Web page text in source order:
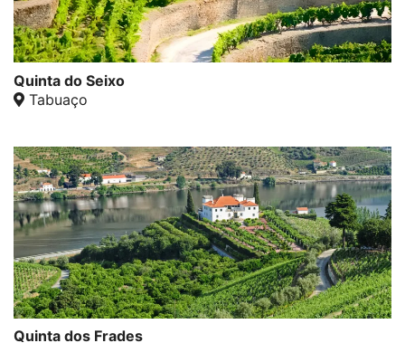
Quinta do Seixo
Tabuaço
Quinta dos Frades